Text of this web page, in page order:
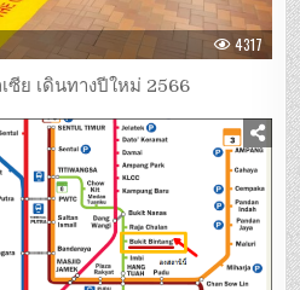
4317
ซีย เดินทางปีใหม่ 2566